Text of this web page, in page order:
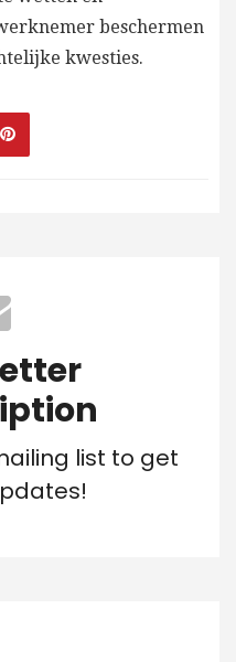
beschermen
kwesties.
list to get